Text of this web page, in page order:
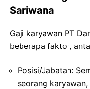
Sariwana
Gaji karyawan PT
beberapa faktor,
Posisi/Jabatan:
seorang